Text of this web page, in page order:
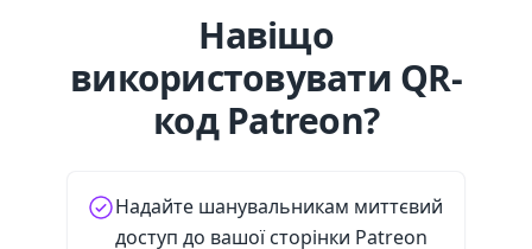
Навіщо
використовувати QR-
код Patreon?
Надайте шанувальникам миттєвий
доступ до вашої сторінки Patreon